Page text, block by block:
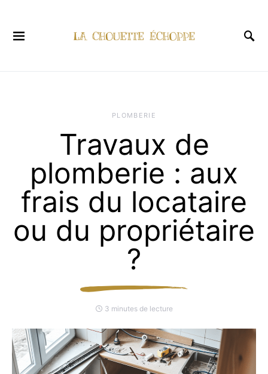
PLOMBERIE
Travaux de
plomberie : aux
frais du locataire
ou du propriétaire
?
3 minutes de lecture